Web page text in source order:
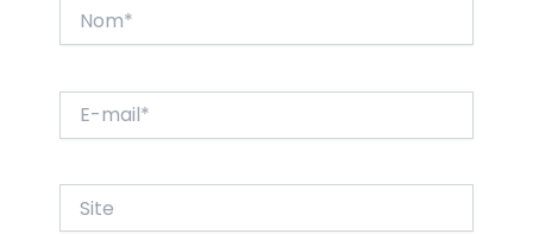
mail*